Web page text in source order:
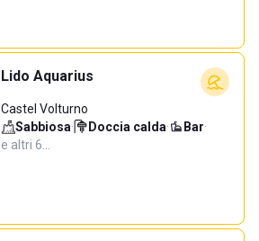
Lido Aquarius
Castel Volturno
Sabbiosa· Doccia calda· Bar·
e altri 6…